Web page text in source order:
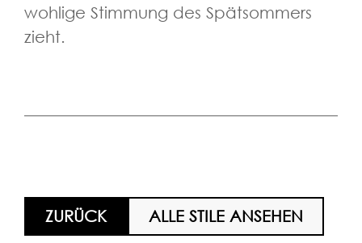
wohlige Stimmung des Spätsommers
zieht.
ZURÜCK ALLE STILE ANSEHEN